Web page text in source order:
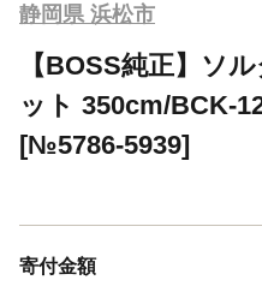
静岡県 浜松市
【BOSS純正】ソ
ット 350cm/BCK-
[№5786-5939]
寄付金額